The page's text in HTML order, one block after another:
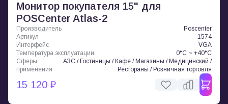
Монитор покупателя 15" для
POSCenter Atlas-2
Производитель
Poscenter
Артикул
1574
Интерфейс
VGA
Температура эксплуатации
0°C ~ +40°C
Сферы
применения
АЗС / Гостиницы / Кафе / Магазины / Медицинский /
Рестораны / Розничная торговля
15 120 ₽